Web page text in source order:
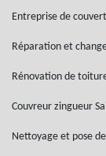
Entreprise de
Réparation et
Rénovation de
Couvreur zingueur
Nettoyage et pose